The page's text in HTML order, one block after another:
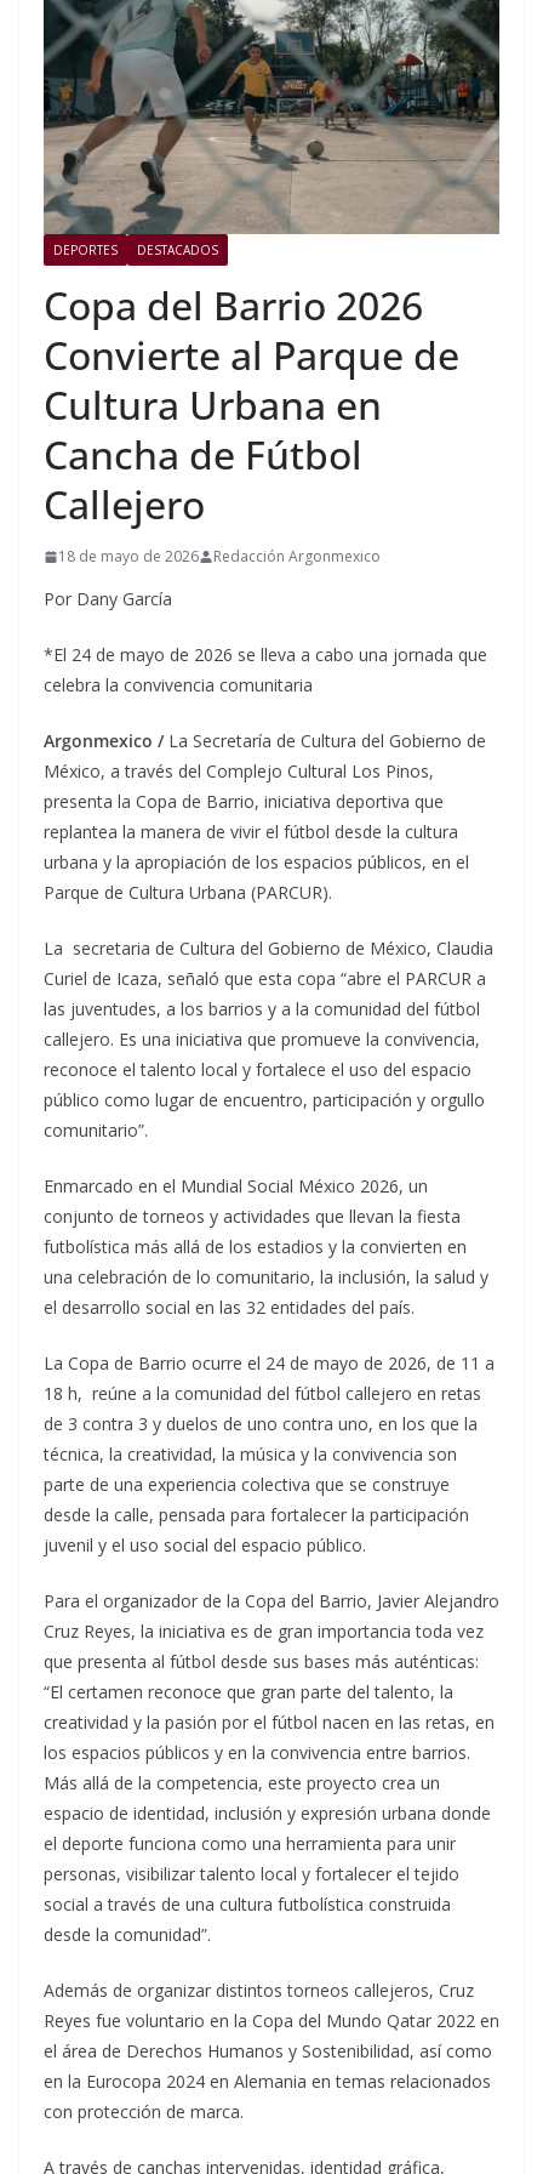
DEPORTES DESTACADOS
Copa del Barrio 2026
Convierte al Parque de
Cultura Urbana en
Cancha de Fútbol
Callejero
18 de mayo de 2026 Redacción Argonmexico
Por Dany García
*El 24 de mayo de 2026 se lleva a cabo una jornada que
celebra la convivencia comunitaria
Argonmexico / La Secretaría de Cultura del Gobierno de
México, a través del Complejo Cultural Los Pinos,
presenta la Copa de Barrio, iniciativa deportiva que
replantea la manera de vivir el fútbol desde la cultura
urbana y la apropiación de los espacios públicos, en el
Parque de Cultura Urbana (PARCUR).
La secretaria de Cultura del Gobierno de México, Claudia
Curiel de Icaza, señaló que esta copa “abre el PARCUR a
las juventudes, a los barrios y a la comunidad del fútbol
callejero. Es una iniciativa que promueve la convivencia,
reconoce el talento local y fortalece el uso del espacio
público como lugar de encuentro, participación y orgullo
comunitario”.
Enmarcado en el Mundial Social México 2026, un
conjunto de torneos y actividades que llevan la fiesta
futbolística más allá de los estadios y la convierten en
una celebración de lo comunitario, la inclusión, la salud y
el desarrollo social en las 32 entidades del país.
La Copa de Barrio ocurre el 24 de mayo de 2026, de 11 a
18 h, reúne a la comunidad del fútbol callejero en retas
de 3 contra 3 y duelos de uno contra uno, en los que la
técnica, la creatividad, la música y la convivencia son
parte de una experiencia colectiva que se construye
desde la calle, pensada para fortalecer la participación
juvenil y el uso social del espacio público.
Para el organizador de la Copa del Barrio, Javier Alejandro
Cruz Reyes, la iniciativa es de gran importancia toda vez
que presenta al fútbol desde sus bases más auténticas:
“El certamen reconoce que gran parte del talento, la
creatividad y la pasión por el fútbol nacen en las retas, en
los espacios públicos y en la convivencia entre barrios.
Más allá de la competencia, este proyecto crea un
espacio de identidad, inclusión y expresión urbana donde
el deporte funciona como una herramienta para unir
personas, visibilizar talento local y fortalecer el tejido
social a través de una cultura futbolística construida
desde la comunidad”.
Además de organizar distintos torneos callejeros, Cruz
Reyes fue voluntario en la Copa del Mundo Qatar 2022 en
el área de Derechos Humanos y Sostenibilidad, así como
en la Eurocopa 2024 en Alemania en temas relacionados
con protección de marca.
A través de canchas intervenidas, identidad gráfica,